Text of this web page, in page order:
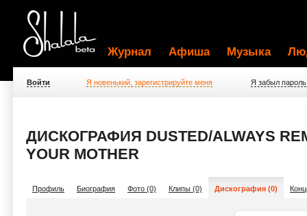
Журнал Афиша Музыка
Войти Я новенький, зарегистрируйте меня Я забыл пароль
ДИСКОГРАФИЯ DUSTED/ALWAYS
YOUR MOTHER
Профиль Биография Фото (0) Клипы (0) Дискография (0)